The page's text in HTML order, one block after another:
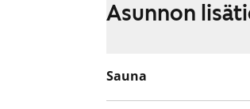
varallisuuteen, sekä
Asunnon
Sauna